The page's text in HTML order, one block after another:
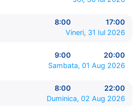
⚓ - 20:00
17:00
8:00
17:00
Vineri, 31 Iul 2026
9:00
20:00
Sambata, 01 Aug 2026
8:00
22:00
Duminica, 02 Aug 2026